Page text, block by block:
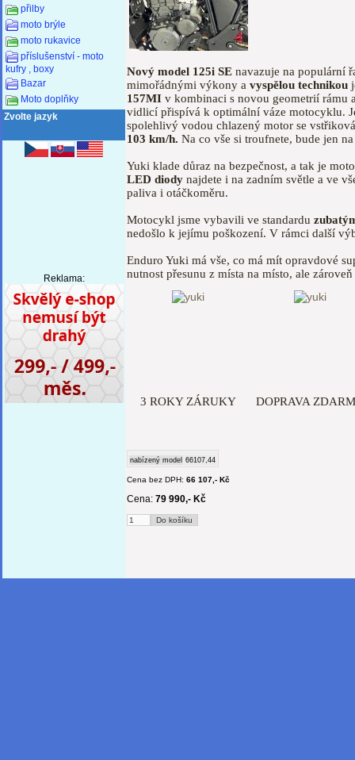
přilby
moto brýle
moto rukavice
příslušenství - moto
kufry , boxy
Bazar
Moto doplňky
Zvolte jazyk
Reklama:
Nový model 125i SE navazuje na populární
mimořádnými výkony a vyspělou technikou
157MI v kombinaci s novou geometrií rámu
vidlicí přispívá k optimální váze motocyklu.
spolehlivý vodou chlazený motor se
103 km/h. Na co vše si troufnete, bude jen
Yuki klade důraz na bezpečnost, a tak je
LED diody najdete i na zadním světle a ve
paliva i otáčkoměru.
Motocykl jsme vybavili ve standardu
nedošlo k jejímu poškození. V rámci další
Enduro Yuki má vše, co má mít opravdové
nutnost přesunu z místa na místo, ale
3 ROKY ZÁRUKY DOPRAVA
nabízený model 66107,44
Cena bez DPH: 66 107,- Kč
Cena: 79 990,- Kč